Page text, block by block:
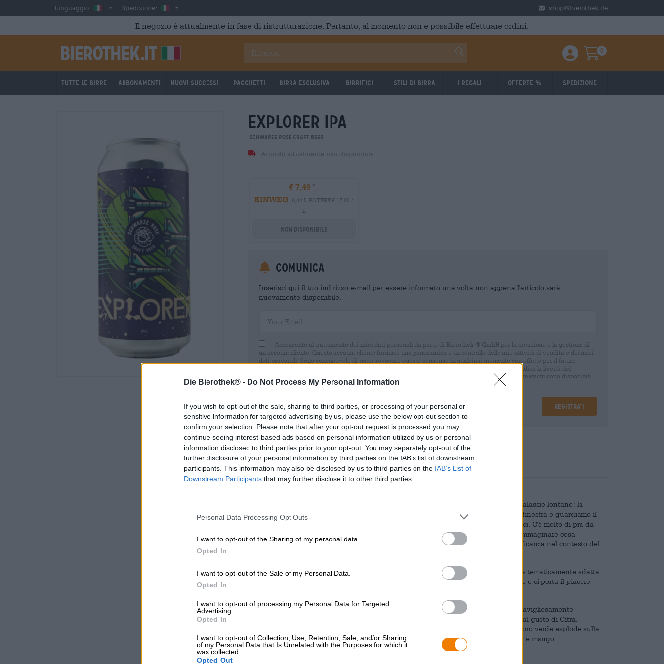
Die Bierothek® - Do Not Process My Personal Information
If you wish to opt-out of the sale, sharing to third parties, or processing of your personal or
sensitive information for targeted advertising by us, please use the below opt-out section to
confirm your selection. Please note that after your opt-out request is processed you may
continue seeing interest-based ads based on personal information utilized by us or personal
information disclosed to third parties prior to your opt-out. You may separately opt-out of the
further disclosure of your personal information by third parties on the IAB’s list of downstream
participants. This information may also be disclosed by us to third parties on the IAB’s List of
Downstream Participants that may further disclose it to other third parties.
Personal Data Processing Opt Outs
I want to opt-out of the Sharing of my personal data.
Opted In
I want to opt-out of the Sale of my Personal Data.
Opted In
I want to opt-out of processing my Personal Data for Targeted
Advertising.
Opted In
I want to opt-out of Collection, Use, Retention, Sale, and/or Sharing
of my Personal Data that Is Unrelated with the Purposes for which it
was collected.
Opted Out
Skip to main contentLinguaggio: ItalianSpedizione: Italia shop@bierothek.de
Il negozio è attualmente in fase di ristrutturazione. Pertanto, al momento non è possibile effettuare ordini.
Einloggen / Anmelden
Warenkorb
0
Tutte le birre Abbonamenti Nuovi successi Pacchetti Birra Esclusiva Birrifici Stili di birra I regali Offerte % Spedizione
explorer ipa
Schwarze Rose Craft Beer
Articolo attualmente non disponibile
€ 7,49
EINWEG
0,44 L POTERE € 17,02 /
L
Non disponibile
Comunica
Inserisci qui il tuo indirizzo e-mail per essere informato una volta non appena l'articolo sarà
nuovamente disponibile.
Acconsento al trattamento dei miei dati personali da parte di Bierothek ® GmbH per la creazione e la gestione di
un account cliente. Questo account cliente fornisce una panoramica e un controllo delle mie attività di vendita e dei miei
dati personali. Sono consapevole di poter revocare questo consenso in qualsiasi momento con effetto per il futuro
inviando un'e-mail a shop@bierothek.de. La informiamo che la revoca del consenso non pregiudica la liceità del
trattamento effettuato sulla base del suo consenso fino al momento della revoca. Ulteriori informazioni sono disponibili
nel nostrodichiarazione sulla protezione dei dati
Registrati
* I prezzi sono comprensivi di IVA. PiùNavigazionepiùDepositare€ 0,25
Descrizione Informazioni Recensioni(0)
Non sono solo i pazzi miliardari e la NASA ad essere interessati ad esplorare le galassie lontane; la
maggior parte di noi ha una piccola attrazione per lo spazio. Di notte stiamo alla finestra e guardiamo il
volto di migliaia di stelle che si spensero secoli fa e ci chiediamo se siamo gli unici. C'è molto di più da
scoprire nella vastità dello spazio di quanto possiamo immaginare ed è difficile immaginare cosa
potrebbe esistere là fuori. Siamo pieni di stupore e curiosità per la nostra insignificanza nel contesto del
Se prima avete bisogno di un forte sorso di birra, potete rinfrescarvi con una birra tematicamente adatta
della casa Schwarze Rose. La loro serie Outer Space parla del fascino dello spazio e ci porta il piacere
Explorer fa parte di questa serie e porta nel tuo bicchiere una India Pale Ale meravigliosamente
succosa. La creazione è stata effettuata con doppia luppolatura a freddo e, oltre al gusto di Citra,
conferisce alla birra tutto l'aroma della varietà HBC 586 recentemente lanciata. L'oro verde esplode sulla
lingua un fuoco d'artificio fruttato che sa di litchi, frutto della passione, albicocca e mango.